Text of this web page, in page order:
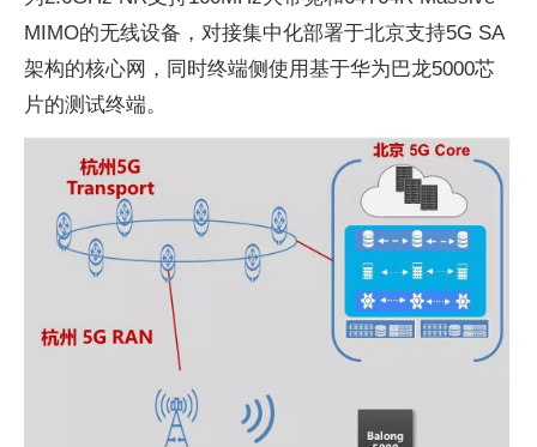
MIMO的无线设备，对接集中化部署于北京支持5G SA
架构的核心网，同时终端侧使用基于华为巴龙5000芯
片的测试终端。